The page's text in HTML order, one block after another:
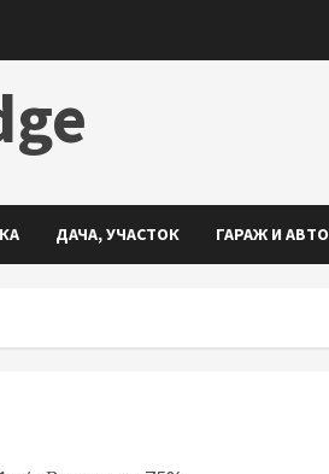
ДАЧА, УЧАСТОК ГАРАЖ И АВТО